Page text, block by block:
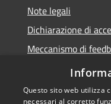
Note legali
Dichiarazione di
Meccanismo di
Whistleblowing
Questo sito web utilizza
necessari al corretto